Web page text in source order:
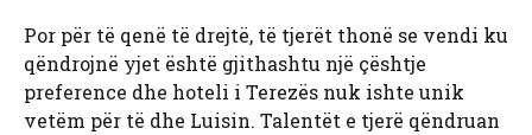
Por për të qenë të drejtë, të tjerët thonë se vendi ku
qëndrojnë yjet është gjithashtu një çështje
preference dhe hoteli i Terezës nuk ishte unik
vetëm për të dhe Luisin. Talentët e tjerë qëndruan